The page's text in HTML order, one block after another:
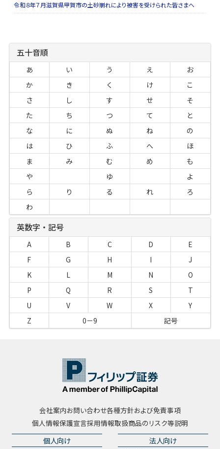
令和８年７月滋賀県甲賀市の土砂崩れにより被害を受けられた皆さまへ
五十音順
あ い う え
お
か
き く け
こ
さ
し す せ
そ
た
ち つ て
と
な
に ぬ ね
の
は
ひ ふ へ
ほ
ま
み む め
も
や
ゆ
よ
ら
り る れ
ろ
わ
英数字・記号
A B C D
E
F
G H I
J
K
L M N
O
P
Q R S
T
U
V W X
Y
Z
0－9 記号
会社案内お問い合わせ各種方針および免責事項
個人情報保護宣言採用情報取扱商品のリスク等説明
個人向け 法人向け